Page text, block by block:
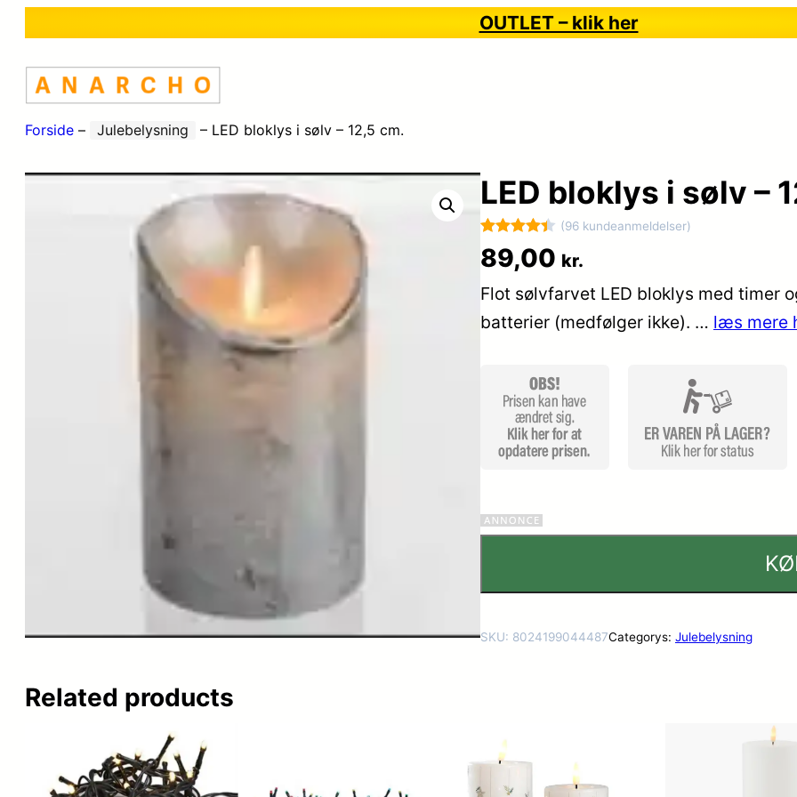
OUTLET – klik her
Forside – Julebelysning – LED bloklys i sølv – 12,5 cm.
LED bloklys i sølv –
Bedømt
som4.4
ud af 5
baseret
96
mmelser
(96 kundeanmeldelser)
89,00 kr.
Flot sølvfarvet LED bloklys med timer
batterier (medfølger ikke). … læs mere
SKU: 8024199044487Categorys: Julebelysning
Related products